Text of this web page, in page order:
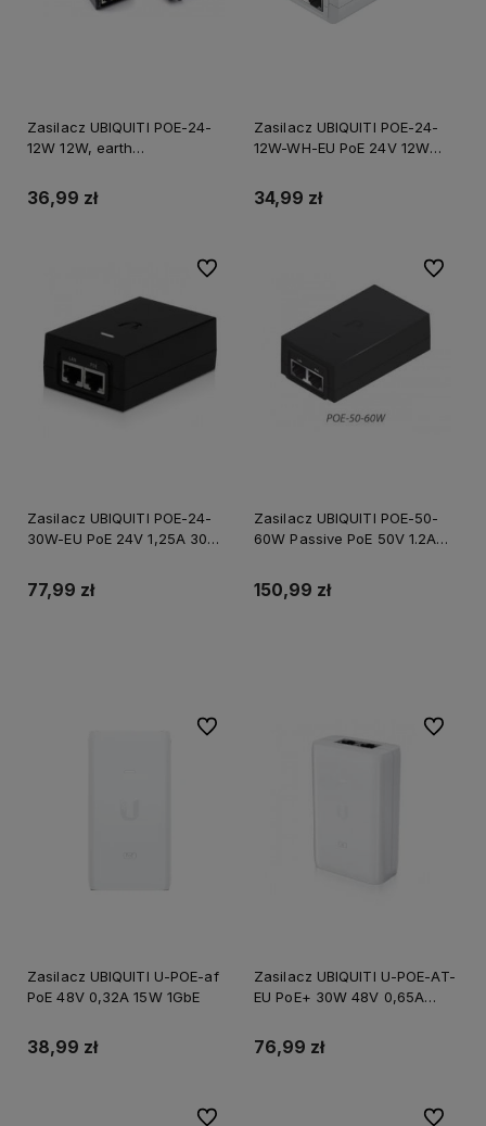
Zasilacz UBIQUITI POE-24-
12W 12W, earth
36,99 zł
Zasilacz UBIQUITI POE-24-
12W-WH-EU PoE 24V 12W
34,99 zł
Zasilacz UBIQUITI POE-24-
30W-EU PoE 24V 1,25A 30W
77,99 zł
Do ulubionych
Zasilacz UBIQUITI POE-50-
60W Passive PoE 50V 1.2A
150,99 zł
Do
Zasilacz UBIQUITI U-POE-af
PoE 48V 0,32A 15W 1GbE
38,99 zł
Do ulubionych
Zasilacz UBIQUITI U-POE-AT-
EU PoE+ 30W 48V 0,65A
76,99 zł
Do
Do ulubionych Do